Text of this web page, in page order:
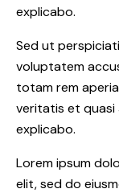
explicabo.
Sed ut
voluptatem
totam rem
veritatis et
explicabo.
Lorem ipsum
elit, sed do